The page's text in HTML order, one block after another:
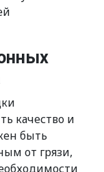
качество и
быть
от грязи,